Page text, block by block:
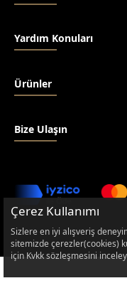
Yardım Konuları
Ürünler
Bize Ulaşın
Çerez Kullanımı
Sizlere en iyi alışveriş
sitemizde çerezler(cookies)
için Kvkk sözleşmesini